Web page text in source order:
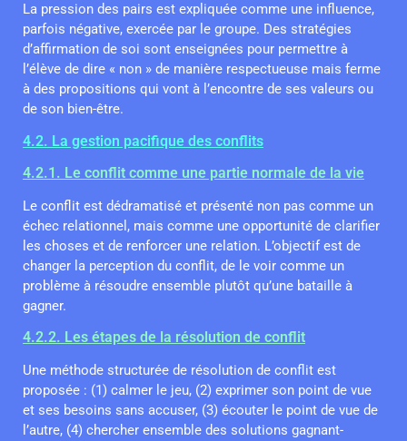
La pression des pairs est expliquée comme une influence,
parfois négative, exercée par le groupe. Des stratégies
d’affirmation de soi sont enseignées pour permettre à
l’élève de dire « non » de manière respectueuse mais ferme
à des propositions qui vont à l’encontre de ses valeurs ou
de son bien-être.
4.2. La gestion pacifique des conflits
4.2.1. Le conflit comme une partie normale de la vie
Le conflit est dédramatisé et présenté non pas comme un
échec relationnel, mais comme une opportunité de clarifier
les choses et de renforcer une relation. L’objectif est de
changer la perception du conflit, de le voir comme un
problème à résoudre ensemble plutôt qu’une bataille à
gagner.
4.2.2. Les étapes de la résolution de conflit
Une méthode structurée de résolution de conflit est
proposée : (1) calmer le jeu, (2) exprimer son point de vue
et ses besoins sans accuser, (3) écouter le point de vue de
l’autre, (4) chercher ensemble des solutions gagnant-